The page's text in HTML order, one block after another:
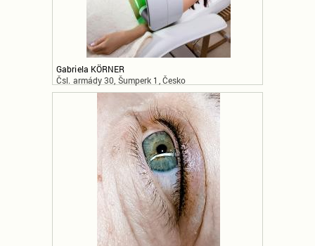
Gabriela KÖRNER
Čsl. armády 30, Šumperk 1, Česko